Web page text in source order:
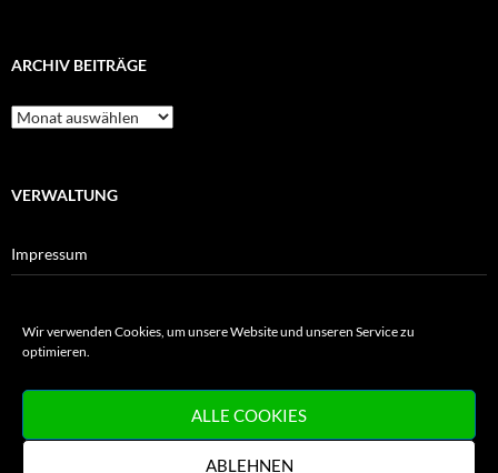
Wir verwenden Cookies, um unsere Website und unseren Service zu
optimieren.
ALLE COOKIES
ABLEHNEN
ARCHIV BEITRÄGE
Archiv
Beiträge
VERWALTUNG
Impressum
Cookie-Richtlinie